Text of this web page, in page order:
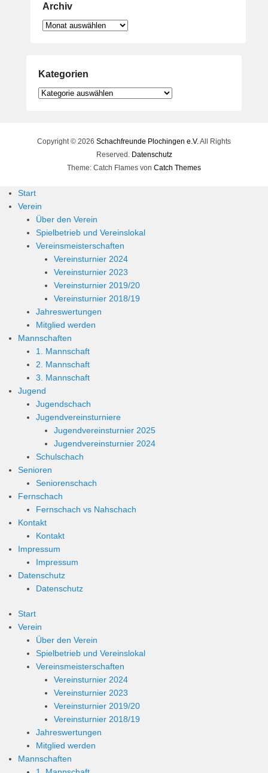
Archiv
Archiv
Kategorien
Kategorien
Copyright © 2026 Schachfreunde Plochingen e.V. All Rights
Reserved. Datenschutz
Theme: Catch Flames von Catch Themes
Start
Verein
Über den Verein
Spielbetrieb und Vereinslokal
Vereinsmeisterschaften
Vereinsturnier 2024
Vereinsturnier 2023
Vereinsturnier 2019/20
Vereinsturnier 2018/19
Jahreswertungen
Mitglied werden
Mannschaften
1. Mannschaft
2. Mannschaft
3. Mannschaft
Jugend
Jugendschach
Jugendvereinsturniere
Jugendvereinsturnier 2025
Jugendvereinsturnier 2024
Schulschach
Senioren
Seniorenschach
Fernschach
Fernschach vs Nahschach
Kontakt
Kontakt
Impressum
Impressum
Datenschutz
Datenschutz
Start
Verein
Über den Verein
Spielbetrieb und Vereinslokal
Vereinsmeisterschaften
Vereinsturnier 2024
Vereinsturnier 2023
Vereinsturnier 2019/20
Vereinsturnier 2018/19
Jahreswertungen
Mitglied werden
Mannschaften